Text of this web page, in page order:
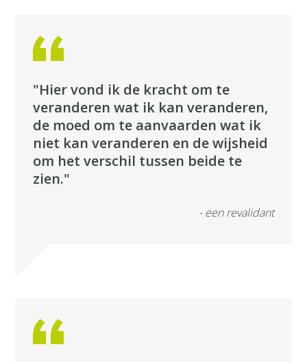
"Hier vond ik de kracht om te
veranderen wat ik kan veranderen,
de moed om te aanvaarden wat ik
niet kan veranderen en de wijsheid
om het verschil tussen beide te
zien."
- een revalidant